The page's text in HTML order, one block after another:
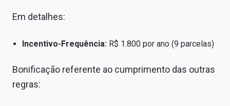
Em detalhes:
Incentivo-Frequência: R$ 1.800 por ano (9 parcelas)
Bonificação referente ao cumprimento das outras
regras: